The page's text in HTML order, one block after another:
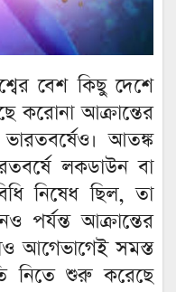
বেশ কিছু দেশে
করোনা আক্রান্তের
আতঙ্ক
লকডাউন বা
নিষেধ ছিল, তা
আক্রান্তের
আগেভাগেই সমস্ত
নিতে শুরু করেছে